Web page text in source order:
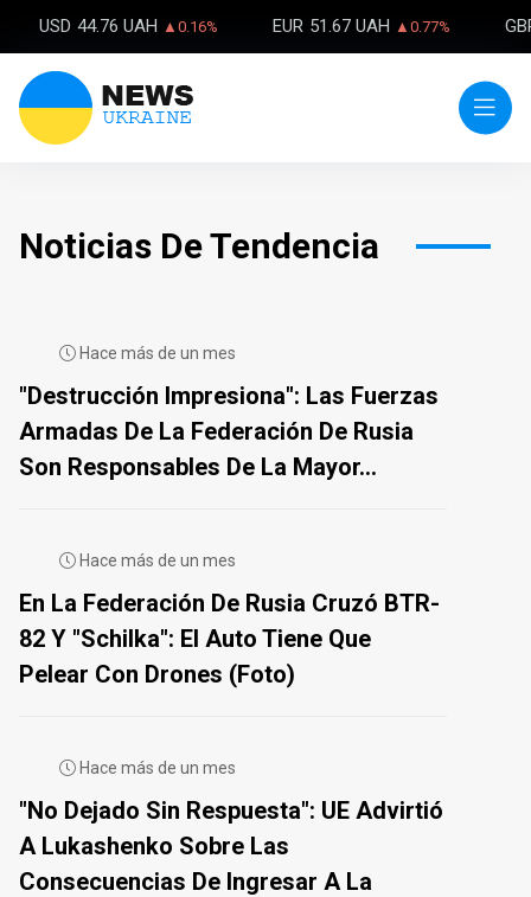
USD 44.76 UAH ▲0.16% EUR 51.67 UAH ▲0.77%
Noticias De Tendencia
Hace más de un mes
"Destrucción Impresiona": Las Fuerzas
Armadas De La Federación De Rusia
Son Responsables De La Mayor...
Hace más de un mes
En La Federación De Rusia Cruzó BTR-
82 Y "Schilka": El Auto Tiene Que
Pelear Con Drones (foto)
Hace más de un mes
"No Dejado Sin Respuesta": UE Advirtió
A Lukashenko Sobre Las
Consecuencias De Ingresar A La